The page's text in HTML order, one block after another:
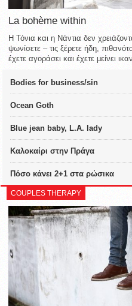
La bohème within
Η Τόνια και η Νάντια δεν
ψωνίσετε – τις ξέρετε ήδη,
έχετε αγοράσει και έχετε μείνει
Bodies for business/sin
Ocean Goth
Blue jean baby, L.A. lady
Καλοκαίρι στην Πράγα
Πόσο κάνει 2+1 στα ρώσικα
COUPLES THERAPY